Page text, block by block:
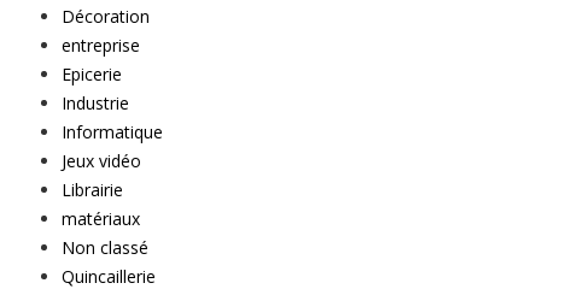
Décoration
entreprise
Epicerie
Industrie
Informatique
Jeux vidéo
Librairie
matériaux
Non classé
Quincaillerie